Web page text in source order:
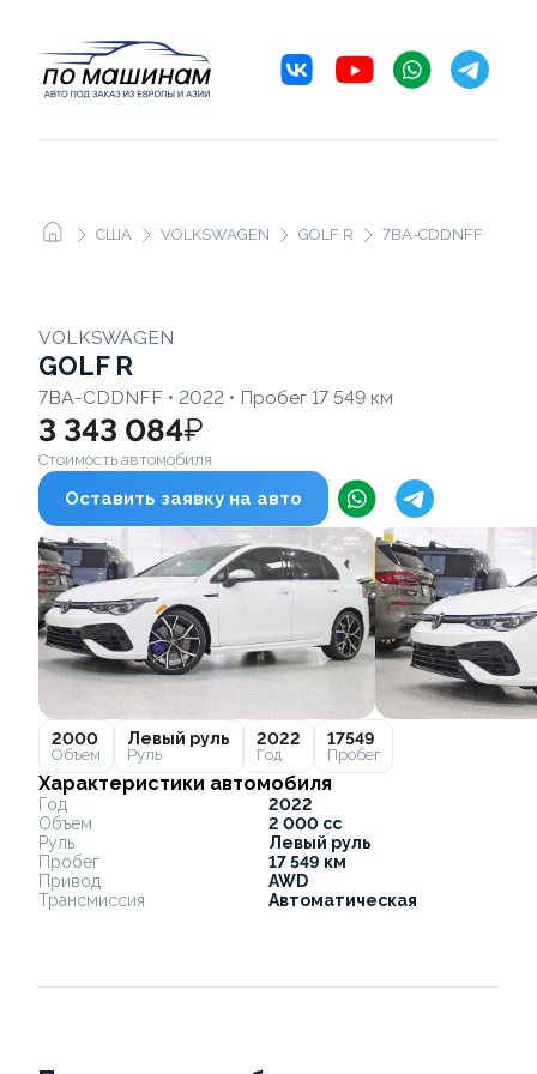
США VOLKSWAGEN GOLF R 7BA-CDDNFF
VOLKSWAGEN
GOLF R
7BA-CDDNFF • 2022 • Пробег 17 549 км
3 343 084₽
Стоимость автомобиля
Оставить заявку на авто
2000
Объем
Левый руль
Руль
2022
Год
17549
Пробег
Характеристики автомобиля
Год
2022
Объем
2 000 cc
Руль
Левый руль
Пробег
17 549 км
Привод
AWD
Трансмиссия
Автоматическая